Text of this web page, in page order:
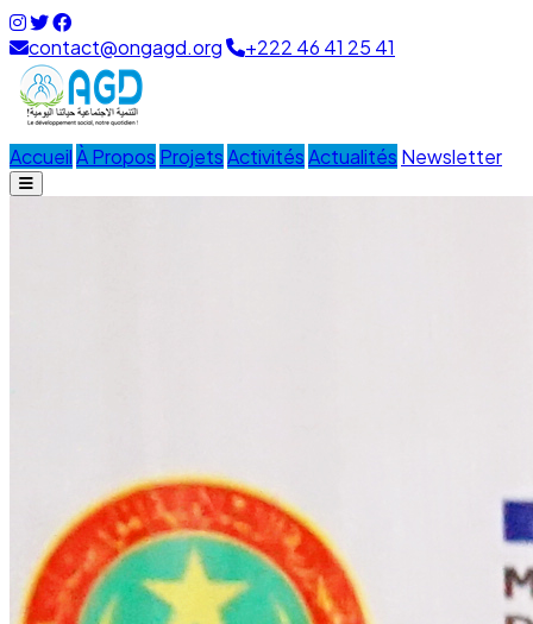
contact@ongagd.org +222 46 41 25 41
AccueilÀ Propos ProjetsActivitésActualités Newsletter